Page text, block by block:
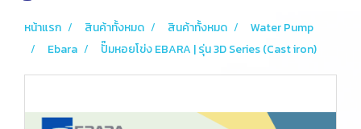
หน้าแรก สินค้าทั้งหมด สินค้าทั้งหมด
Water Pump
Ebara
ปั๊มหอยโข่ง EBARA | รุ่น 3D Series (Cast iron)